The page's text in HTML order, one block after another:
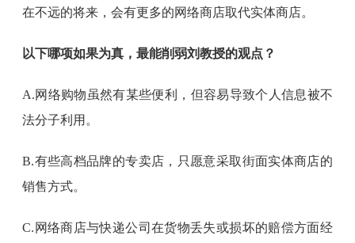
在不远的将来，会有更多的网络商店取代实体商店。
以下哪项如果为真，最能削弱刘教授的观点？
A.网络购物虽然有某些便利，但容易导致个人信息被不
法分子利用。
B.有些高档品牌的专卖店，只愿意采取街面实体商店的
销售方式。
C.网络商店与快递公司在货物丢失或损坏的赔偿方面经